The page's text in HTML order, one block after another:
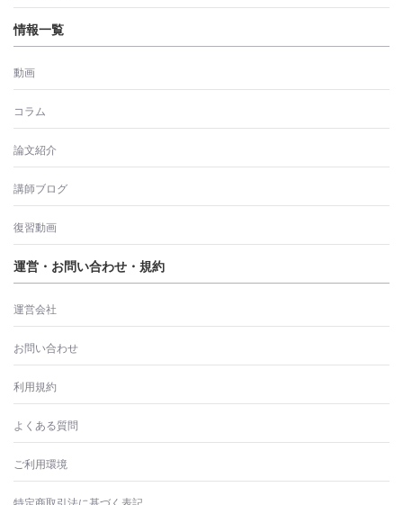
情報一覧
動画
コラム
論文紹介
講師ブログ
復習動画
運営・お問い合わせ・規約
運営会社
お問い合わせ
利用規約
よくある質問
ご利用環境